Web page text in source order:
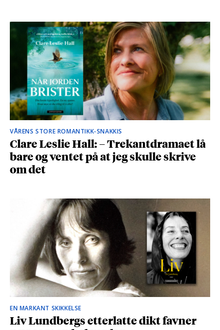
VÅRENS STORE ROMANTIKK-SNAKKIS
Clare Leslie Hall: – Trekantdramaet lå
bare og ventet på at jeg skulle skrive
om det
EN MARKANT SKIKKELSE
Liv Lundbergs etterlatte dikt favner